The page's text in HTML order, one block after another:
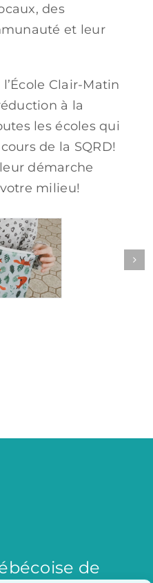
des
et leur
Clair-Matin
à la
les écoles qui
de la SQRD!
démarche
milieu!
de